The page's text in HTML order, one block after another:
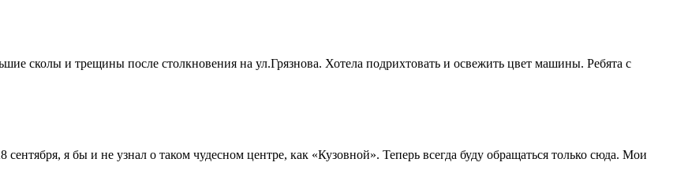
сколы и трещины после столкновения на ул.Грязнова. Хотела подрихтовать и освежить цвет машины. Ребята с
я бы и не узнал о таком чудесном центре, как «Кузовной». Теперь всегда буду обращаться только сюда. Мои